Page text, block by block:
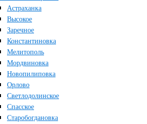
Астраханка
Высокое
Заречное
Константиновка
Мелитополь
Мордвиновка
Новопилиповка
Орлово
Светлодолинское
Спасское
Старобогдановка